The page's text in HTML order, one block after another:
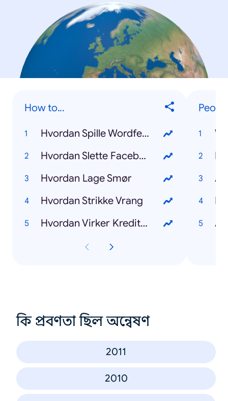
How to...
Hvordan Spille Wordfeud
Hvordan Slette Facebook
Hvordan Lage Smør
Hvordan Strikke Vrang
Hvordan Virker Kredittkort
কি প্রবণতা ছিল অন্বেষণ
2011
2010